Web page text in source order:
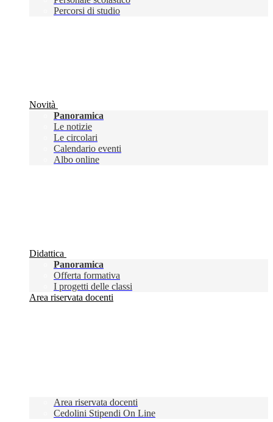
Percorsi di studio
Novità
Panoramica
Le notizie
Le circolari
Calendario eventi
Albo online
Didattica
Panoramica
Offerta formativa
I progetti delle classi
Area riservata docenti
Area riservata docenti
Cedolini Stipendi On Line